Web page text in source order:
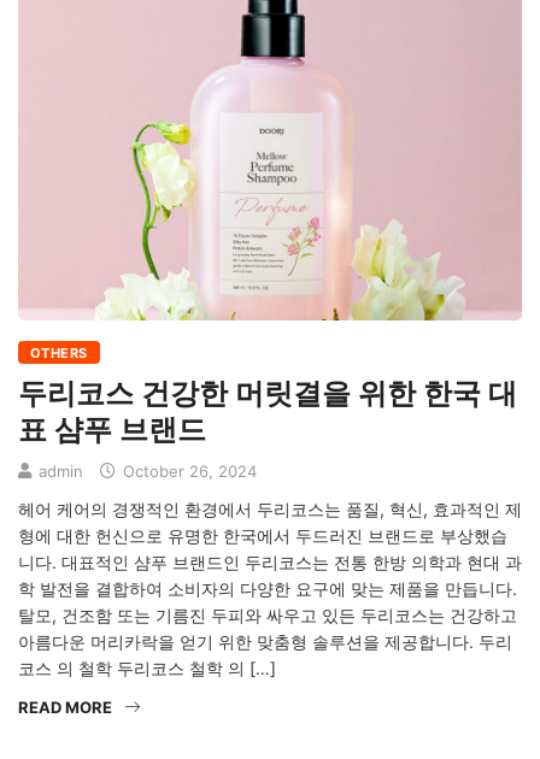
OTHERS
두리코스 건강한 머릿결을 위한 한국 대
표 샴푸 브랜드
admin October 26, 2024
헤어 케어의 경쟁적인 환경에서 두리코스는 품질, 혁신, 효과적인 제
형에 대한 헌신으로 유명한 한국에서 두드러진 브랜드로 부상했습
니다. 대표적인 샴푸 브랜드인 두리코스는 전통 한방 의학과 현대 과
학 발전을 결합하여 소비자의 다양한 요구에 맞는 제품을 만듭니다.
탈모, 건조함 또는 기름진 두피와 싸우고 있든 두리코스는 건강하고
아름다운 머리카락을 얻기 위한 맞춤형 솔루션을 제공합니다. 두리
코스 의 철학 두리코스 철학 의 […]
READ MORE